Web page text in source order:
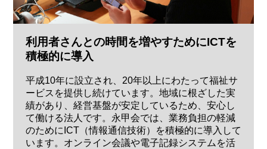
利用者さんとの時間を増やすためにICTを
積極的に導入
平成10年に設立され、20年以上にわたって福祉サ
ービスを提供し続けています。地域に根ざした実
績があり、経営基盤が安定しているため、安心し
て働ける法人です。永甲会では、業務負担の軽減
のためにICT（情報通信技術）を積極的に導入して
います。オンライン会議や電子記録システムを活